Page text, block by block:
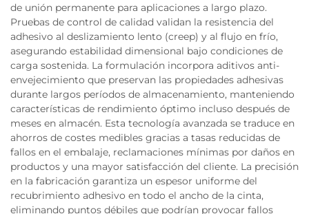
de unión permanente para aplicaciones a largo plazo.
Pruebas de control de calidad validan la resistencia del
adhesivo al deslizamiento lento (creep) y al flujo en frío,
asegurando estabilidad dimensional bajo condiciones de
carga sostenida. La formulación incorpora aditivos anti-
envejecimiento que preservan las propiedades adhesivas
durante largos períodos de almacenamiento, manteniendo
características de rendimiento óptimo incluso después de
meses en almacén. Esta tecnología avanzada se traduce en
ahorros de costes medibles gracias a tasas reducidas de
fallos en el embalaje, reclamaciones mínimas por daños en
productos y una mayor satisfacción del cliente. La precisión
en la fabricación garantiza un espesor uniforme del
recubrimiento adhesivo en todo el ancho de la cinta,
eliminando puntos débiles que podrían provocar fallos